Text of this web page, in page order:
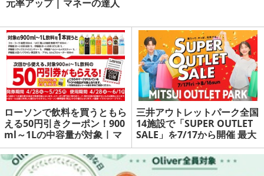
元率アップ | マネーの達人
ローソンで飲料を買うともら
える50円引きクーポン！900
ml～1Lの中容量が対象 | マ
ネーの達人
三井アウトレットパーク全国
14施設で「SUPER OUTLET
SALE」を7/17から開催 最大
80%OFF | マネーの達人